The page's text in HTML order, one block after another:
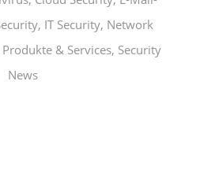
, IT Security, Network
Produkte & Services, Security
News